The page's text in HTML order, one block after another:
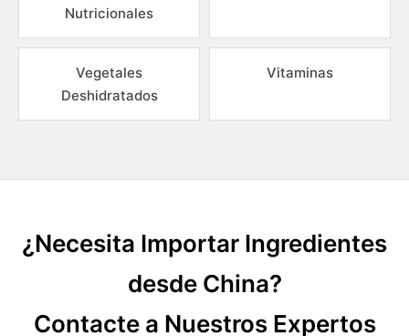
Nutricionales
Vegetales
Deshidratados
Vitaminas
¿Necesita Importar Ingredientes
desde China?
Contacte a Nuestros Expertos